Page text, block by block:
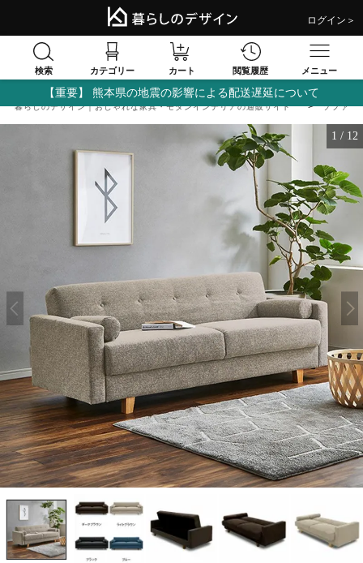
ログイン＞
検索 カテゴリー カート 閲覧履歴 メニュー
【重要】 熊本県の地震の影響による配送遅延について
暮らしのデザイン｜おしゃれな家具・モダンインテリアの通販サイト ソファ
1 / 12